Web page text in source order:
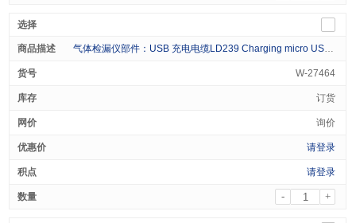
气体检漏仪部件：USB 充电电缆LD239 Charging micro USB cable 1/pk
W-27464
订货
询价
请登录
请登录
- +